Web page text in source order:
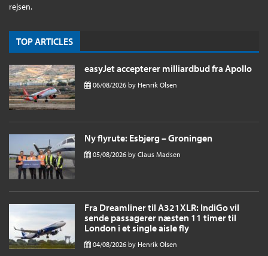
rejsen.
TOP ARTICLES
easyJet accepterer milliardbud fra Apollo
06/08/2026 by Henrik Olsen
Ny flyrute: Esbjerg – Groningen
05/08/2026 by Claus Madsen
Fra Dreamliner til A321XLR: IndiGo vil
sende passagerer næsten 11 timer til
London i et single aisle fly
04/08/2026 by Henrik Olsen